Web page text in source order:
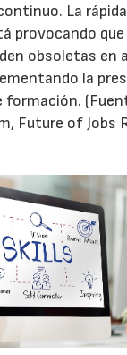
La
provocando
obsoletas en
la
formación.
Future of Jobs